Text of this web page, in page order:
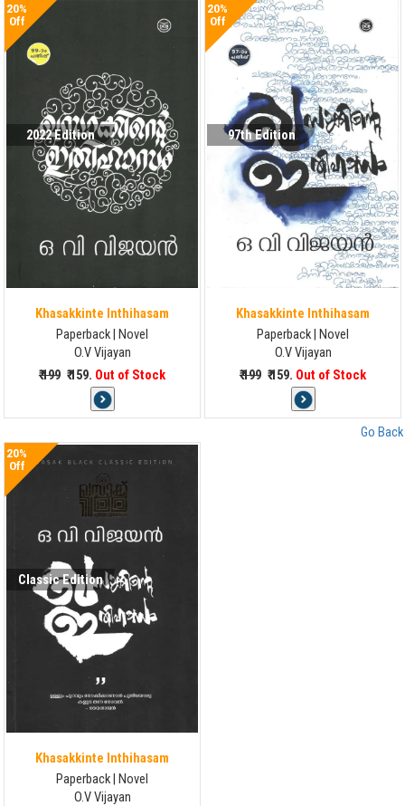
20%
Off
2022 Edition
Khasakkinte Inthihasam
Paperback | Novel
O.V Vijayan
₹ 199 ₹ 159. Out of Stock
20%
Off
97th Edition
Khasakkinte Inthihasam
Paperback | Novel
O.V Vijayan
₹ 199 ₹ 159. Out of Stock
20%
Off
Classic Edition
Khasakkinte Inthihasam
Paperback | Novel
O.V Vijayan
Go Back